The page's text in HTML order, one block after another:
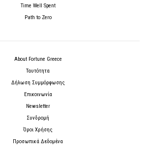
Time Well Spent
Path to Zero
About Fortune Greece
Ταυτότητα
Δήλωση Συμμόρφωσης
Επικοινωνία
Newsletter
Συνδρομή
Όροι Χρήσης
Προσωπικά Δεδομένα